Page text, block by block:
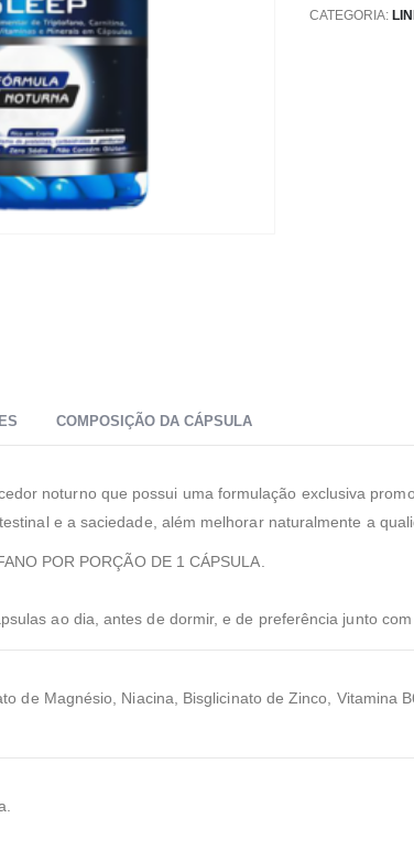
CATEGORIA:
COMPOSIÇÃO DA CÁPSULA
noturno que possui uma formulação exclusiva
e a saciedade, além melhorar naturalmente a
POR PORÇÃO DE 1 CÁPSULA.
ao dia, antes de dormir, e de preferência junto com
de Magnésio, Niacina, Bisglicinato de Zinco,